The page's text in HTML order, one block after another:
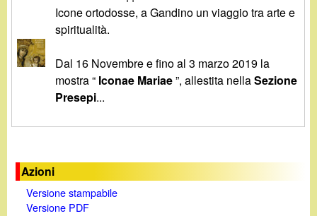
n
i
n
o
c
r
a
Icone ortodosse, a Gandino un viaggio tra arte e
spiritualità.
Dal 16 Novembre e fino al 3 marzo 2019 la
mostra “ Iconae Mariae”, allestita nellaSezione
Presepi...
Azioni
Versione stampabile
Versione PDF